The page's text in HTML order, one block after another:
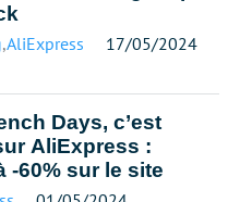
,AliExpress 17/05/2024
Days, c’est
AliExpress :
-60% sur le site